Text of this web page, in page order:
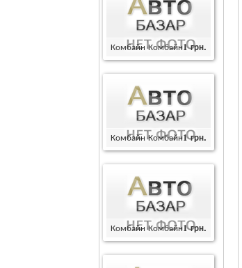
Комбайн Комбайн1 грн.
Комбайн Комбайн1 грн.
Комбайн Комбайн1 грн.